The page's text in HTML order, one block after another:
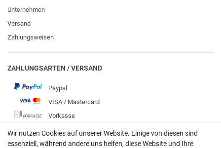
Unternehmen
Versand
Zahlungsweisen
ZAHLUNGSARTEN / VERSAND
Paypal
VISA / Mastercard
Vorkasse
DHL
Deutsche Post
Wir nutzen Cookies auf unserer Website. Einige von diesen sind
essenziell, während andere uns helfen, diese Website und Ihre